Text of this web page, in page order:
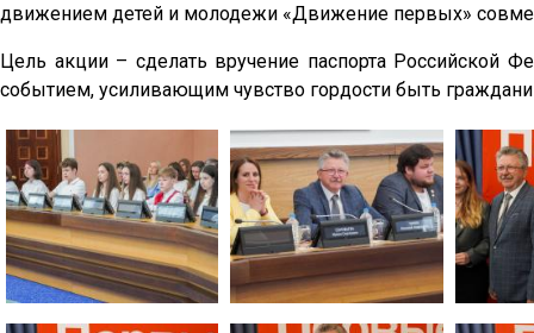
движением детей и молодежи «Движение первых»
Цель акции – сделать вручение паспорта Российской
событием, усиливающим чувство гордости быть